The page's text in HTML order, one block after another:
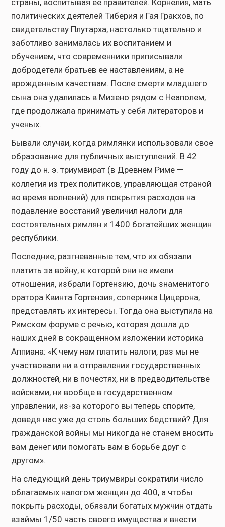
политических деятелей Тиберия и Гая Гракхов, по
свидетельству Плутарха, настолько тщательно и
заботливо занималась их воспитанием и
обучением, что современники приписывали
добродетели братьев ее наставлениям, а не
врожденным качествам. После смерти младшего
сына она удалилась в Мизено рядом с Неаполем,
где продолжала принимать у себя литераторов и
ученых.
Бывали случаи, когда римлянки использовали свое
образование для публичных выступлений. В 42
году до н. э. триумвират (в Древнем Риме —
коллегия из трех политиков, управляющая страной
во время волнений) для покрытия расходов на
подавление восстаний увеличил налоги для
состоятельных римлян и 1400 богатейших женщин
республики.
Последние, разгневанные тем, что их обязали
платить за войну, к которой они не имели
отношения, избрали Гортензию, дочь знаменитого
оратора Квинта Гортензия, соперника Цицерона,
представлять их интересы. Тогда она выступила на
Римском форуме с речью, которая дошла до
наших дней в сокращенном изложении историка
Аппиана: «К чему нам платить налоги, раз мы не
участвовали ни в отправлении государственных
должностей, ни в почестях, ни в предводительстве
войсками, ни вообще в государственном
управлении, из-за которого вы теперь спорите,
доведя нас уже до столь больших бедствий? Для
гражданской войны мы никогда не станем вносить
вам денег или помогать вам в борьбе друг с
другом».
На следующий день триумвиры сократили число
облагаемых налогом женщин до 400, а чтобы
покрыть расходы, обязали богатых мужчин отдать
взаймы 1/50 часть своего имущества и внести